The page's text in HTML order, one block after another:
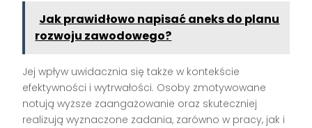
Jak prawidłowo napisać aneks do planu
rozwoju zawodowego?
Jej wpływ uwidacznia się także w kontekście
efektywności i wytrwałości. Osoby zmotywowane
notują wyższe zaangażowanie oraz skuteczniej
realizują wyznaczone zadania, zarówno w pracy, jak i